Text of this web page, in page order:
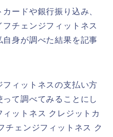
ードや銀行振り込み、
チェンジフィットネス
身が調べた結果を記事
フィットネスの支払い方
て調べてみることにし
ットネス クレジットカ
ェンジフィットネス ク